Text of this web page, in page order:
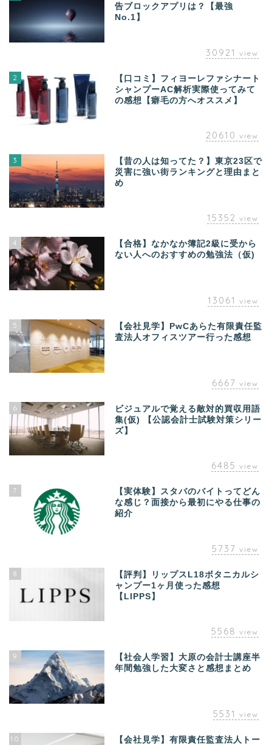
告ブロックアプリは？【最強
No.1】
30921 view
2
【口コミ】フィヨーレファシナート
シャンプーAC解析実際使ってみて
の感想【癖毛の方へオススメ】
20610 view
3
【昔の人は知ってた？】東京23区で
災害に強い街ランキングと理由まと
め
15352 view
4
【合格】なかなか簿記2級に受から
ない人へのおすすめの勉強法（仮)
13061 view
5
【会社見学】PwCあらた有限責任監
査法人オフィスツアー行った感想
6667 view
6
ビジュアルで覚える敵対的買収用語
集(仮) 【公認会計士試験対策シリー
ズ】
6485 view
7
【実体験】スタバのバイトってどん
な感じ？面接から最初にやる仕事の
紹介
5737 view
8
【評判】リップスL18ボタニカルシ
ャンプー1ヶ月使った感想
【LIPPS】
5568 view
9
【社会人学習】大原の会計士講座半
年間勉強した大変さと感想まとめ
5531 view
10
【会社見学】有限責任監査法人トー